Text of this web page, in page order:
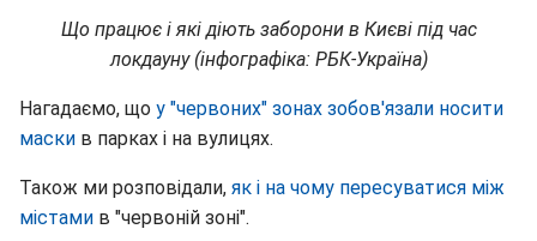
Що працює і які діють заборони в Києві під час
локдауну (інфографіка: РБК-Україна)
Нагадаємо, що у "червоних" зонах зобов'язали носити
маски в парках і на вулицях.
Також ми розповідали, як і на чому пересуватися між
містами в "червоній зоні".